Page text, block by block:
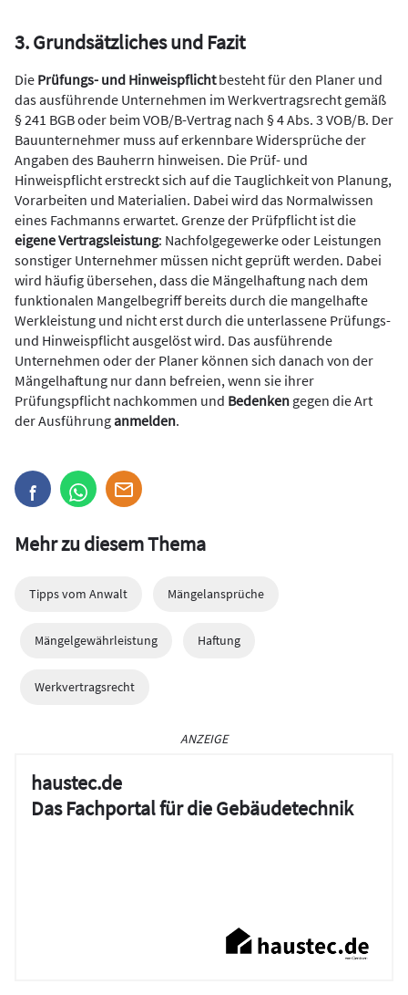
3. Grundsätzliches und Fazit
Die Prüfungs- und Hinweispflichtbesteht für den Planer und
das ausführende Unternehmen im Werkvertragsrecht gemäß
§ 241 BGB oder beim VOB/B-Vertrag nach § 4 Abs. 3 VOB/B. Der
Bauunternehmer muss auf erkennbare Widersprüche der
Angaben des Bauherrn hinweisen. Die Prüf- und
Hinweispflicht erstreckt sich auf die Tauglichkeit von Planung,
Vorarbeiten und Materialien. Dabei wird das Normalwissen
eines Fachmanns erwartet. Grenze der Prüfpflicht ist die
eigene Vertragsleistung: Nachfolgegewerke oder Leistungen
sonstiger Unternehmer müssen nicht geprüft werden. Dabei
wird häufig übersehen, dass die Mängelhaftung nach dem
funktionalen Mangelbegriff bereits durch die mangelhafte
Werkleistung und nicht erst durch die unterlassene Prüfungs-
und Hinweispflicht ausgelöst wird. Das ausführende
Unternehmen oder der Planer können sich danach von der
Mängelhaftung nur dann befreien, wenn sie ihrer
Prüfungspflicht nachkommen und Bedenken gegen die Art
der Ausführunganmelden.
Mehr zu diesem Thema
Tipps vom Anwalt Mängelansprüche
Mängelgewährleistung Haftung
Werkvertragsrecht
ANZEIGE
haustec.de
Das Fachportal für die Gebäudetechnik